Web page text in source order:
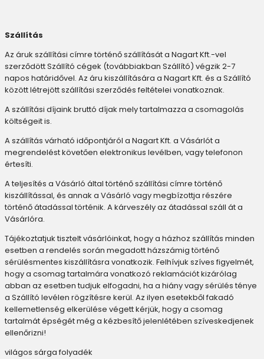
Szállítás
Az áruk szállítási címre történő szállítását a Nagart Kft.-vel
szerződött Szállító cégek (továbbiakban Szállító) végzik 2-7
napos határidővel. Az áru kiszállítására a Nagart Kft. és a Szállító
között létrejött szállítási szerződés feltételei vonatkoznak.
A szállítási díjaink bruttó díjak mely tartalmazza a csomagolás
költségeit is.
A szállítás várható időpontjáról a Nagart Kft. a Vásárlót a
megrendelést követően elektronikus levélben, vagy telefonon
értesíti.
A teljesítés a Vásárló által történő szállítási címre történő
kiszállítással, és annak a Vásárló vagy megbízottja részére
történő átadással történik. A kárveszély az átadással száll át a
Vásárlóra.
Tájékoztatjuk tisztelt vásárlóinkat, hogy a házhoz szállítás minden
esetben a rendelés során megadott házszámig történő
sérülésmentes kiszállításra vonatkozik. Felhívjuk szíves figyelmét,
hogy a csomag tartalmára vonatkozó reklamációt kizárólag
abban az esetben tudjuk elfogadni, ha a hiány vagy sérülés ténye
a Szállító levélen rögzítésre kerül. Az ilyen esetekből fakadó
kellemetlenség elkerülése végett kérjük, hogy a csomag
tartalmát épségét még a kézbesítő jelenlétében szíveskedjenek
ellenőrizni!
világos sárga folyadék